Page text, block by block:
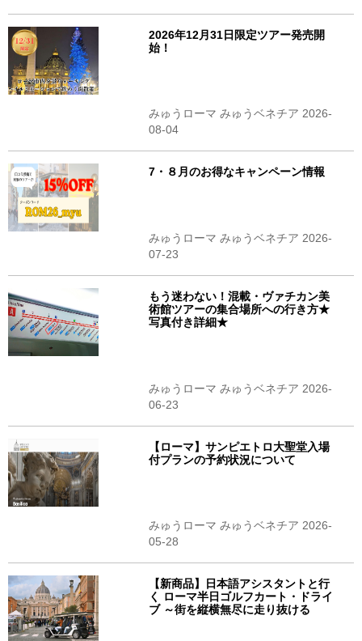
2026年12月31日限定ツアー発売開
始！
みゅうローマ みゅうベネチア 2026-
08-04
7・８月のお得なキャンペーン情報
みゅうローマ みゅうベネチア 2026-
07-23
もう迷わない！混載・ヴァチカン美
術館ツアーの集合場所への行き方★
写真付き詳細★
みゅうローマ みゅうベネチア 2026-
06-23
【ローマ】サンピエトロ大聖堂入場
付プランの予約状況について
みゅうローマ みゅうベネチア 2026-
05-28
【新商品】日本語アシスタントと行
く ローマ半日ゴルフカート・ドライ
ブ ～街を縦横無尽に走り抜ける